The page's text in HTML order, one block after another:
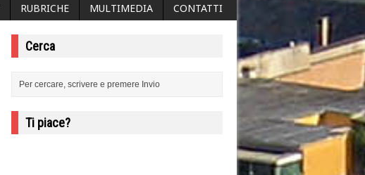
RUBRICHE MULTIMEDIA CONTATTI
Cerca
Ti piace?